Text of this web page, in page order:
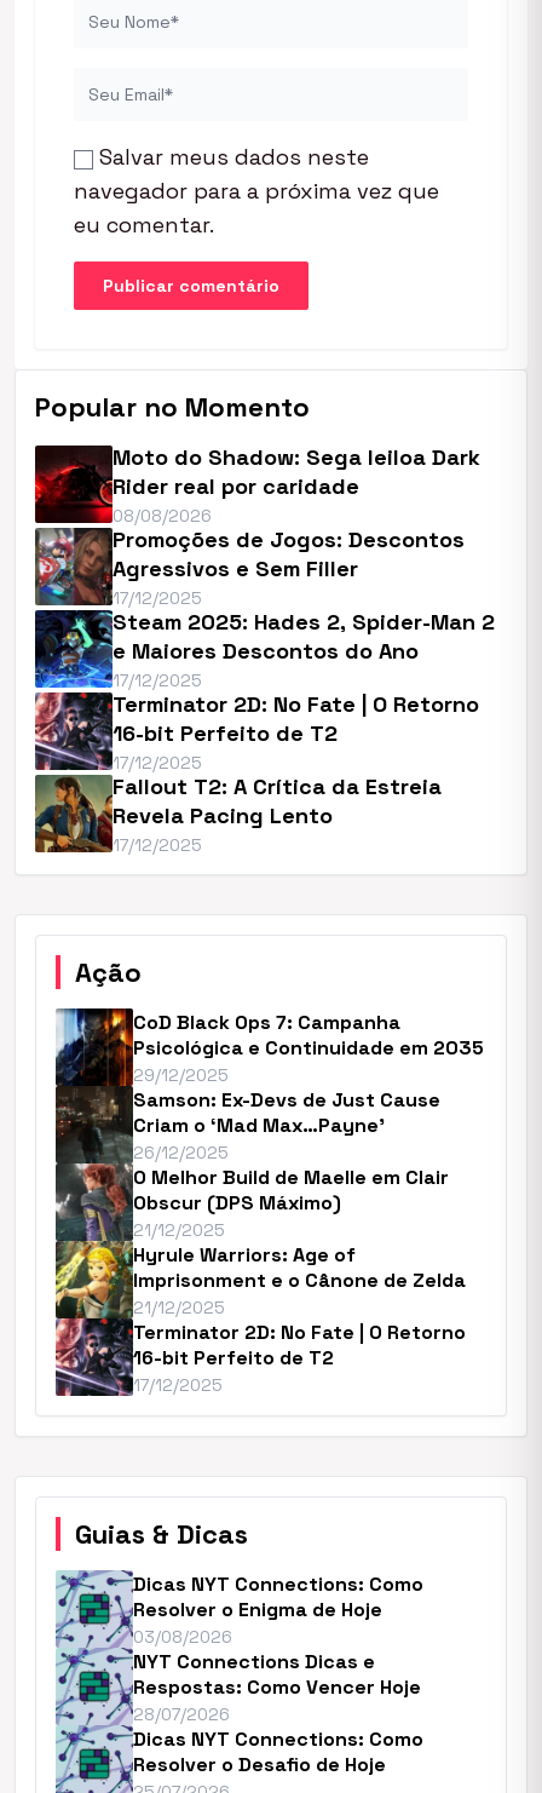
Salvar meus dados neste
navegador para a próxima vez que
eu comentar.
Popular no Momento
Moto do Shadow: Sega leiloa Dark
Rider real por caridade
08/08/2026
Promoções de Jogos: Descontos
Agressivos e Sem Filler
17/12/2025
Steam 2025: Hades 2, Spider-Man 2
e Maiores Descontos do Ano
17/12/2025
Terminator 2D: No Fate | O Retorno
16-bit Perfeito de T2
17/12/2025
Fallout T2: A Crítica da Estreia
Revela Pacing Lento
17/12/2025
Ação
CoD Black Ops 7: Campanha
Psicológica e Continuidade em 2035
29/12/2025
Samson: Ex-Devs de Just Cause
Criam o ‘Mad Max…Payne’
26/12/2025
O Melhor Build de Maelle em Clair
Obscur (DPS Máximo)
21/12/2025
Hyrule Warriors: Age of
Imprisonment e o Cânone de Zelda
21/12/2025
Terminator 2D: No Fate | O Retorno
16-bit Perfeito de T2
17/12/2025
Guias & Dicas
Dicas NYT Connections: Como
Resolver o Enigma de Hoje
03/08/2026
NYT Connections Dicas e
Respostas: Como Vencer Hoje
28/07/2026
Dicas NYT Connections: Como
Resolver o Desafio de Hoje